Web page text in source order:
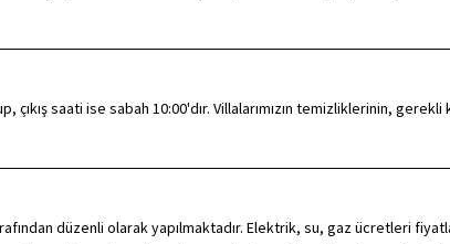
çıkış saati ise sabah 10:00'dır. Villalarımızın temizliklerinin,
düzenli olarak yapılmaktadır. Elektrik, su, gaz ücretleri